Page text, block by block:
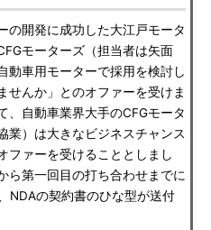
開発に成功した大江戸モータ
モーターズ（担当者は矢面
動車用モーターで採用を検討し
せんか」とのオファーを受けま
、自動車業界大手のCFGモータ
業）は大きなビジネスチャンス
ファーを受けることとしまし
ら第一回目の打ち合わせまでに
NDAの契約書のひな型が送付